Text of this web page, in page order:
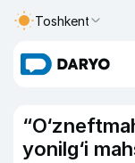
Toshkent
yonilg‘i